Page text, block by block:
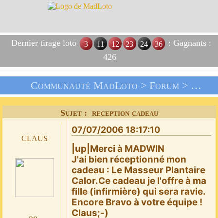
Dernier tirage loto 3 11 12 23 24 36
: Gagnants :
426
Communauté MadLoto > Forum> Livre
Sujet : reception cadeau
claus
07/07/2006 18:17:10
|up|Merci à MADWIN
J'ai bien réceptionné mon
cadeau : Le Masseur Plantaire
Calor.Ce cadeau je l'offre à ma
fille (infirmière) qui sera ravie.
Encore Bravo à votre équipe !
Claus;-)